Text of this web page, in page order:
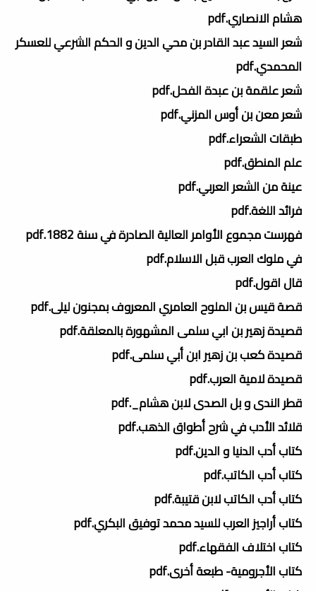
هشام الانصاري.pdf
شعر السيد عبد القادر بن محي الدين و الحكم الشرعي للعسكر
المحمدي.pdf
شعر علقمة بن عبدة الفحل.pdf
شعر معن بن أوس المزني.pdf
طبقات الشعراء.pdf
علم المنطق.pdf
عينة من الشعر العربي.pdf
فرائد اللغة.pdf
فهرست مجموع الأوامر العالية الصادرة في سنة 1882.pdf
في ملوك العرب قبل الاسلام.pdf
قال اقول.pdf
قصة قيس بن الملوح العامري المعروف بمجنون ليلى.pdf
قصيدة زهير بن ابي سلمى المشهورة بالمعلقة.pdf
قصيدة كعب بن زهير ابن أبي سلمى.pdf
قصيدة لامية العرب.pdf
قطر الندى و بل الصدى لابن هشام_.pdf
قلائد الأدب في شرح أطواق الذهب.pdf
كتاب أدب الدنيا و الدين.pdf
كتاب أدب الكاتب.pdf
كتاب أدب الكاتب لابن قتيبة.pdf
كتاب أراجيز العرب للسيد محمد توفيق البكري.pdf
كتاب اختلاف الفقهاء.pdf
كتاب الأجرومية- طبعة أخرى.pdf